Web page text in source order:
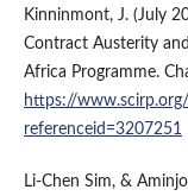
Kinninmont, J. (July
Contract Austerity
Africa Programme.
https://
referenceid=3207251
Li-Chen Sim, &